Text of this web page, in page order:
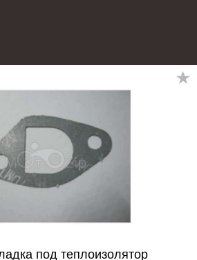
под теплоизолятор